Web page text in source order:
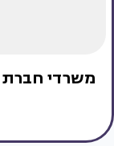
משרדי חברת